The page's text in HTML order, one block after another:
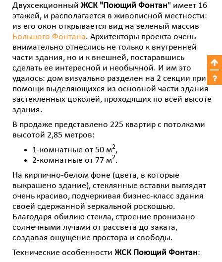
Двухсекционный ЖСК "Поющий Фонтан" имеет 16
этажей, и располагается в живописной местности:
из его окон открывается вид на зеленый массив
Большого Фонтана. Архитекторы проекта очень
внимательно отнеслись не только к внутренней
части здания, но и к внешней, постаравшись
сделать ее интересной и необычной. И им это
удалось: дом визуально разделен на 2 секции при
помощи выделяющихся из основной части здания
застекленных цоколей, проходящих по всей высоте
здания.
В продаже представлено 225 квартир с потолками
высотой 2,85 метров:
1-комнатные от 50 м2,
2-комнатные от 77 м2.
На кирпично-белом фоне (цвета, в которые
выкрашено здание), стеклянные вставки выглядят
очень красиво, подчеркивая бизнес-класс здания
своей сдержанной зеркальной роскошью.
Благодаря обилию стекла, строение пронизано
солнечными лучами от рассвета до заката,
создавая ощущение простора и свободы.
Технические особенности ЖСК Поющий Фонтан: